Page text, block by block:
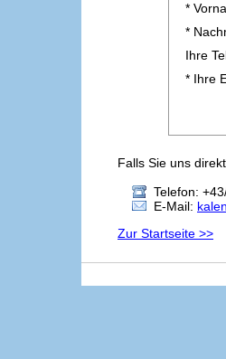
*
*
Ihre
* Ihre
Falls Sie uns
Telefon:
E-Mail:
Zur Startseite >>